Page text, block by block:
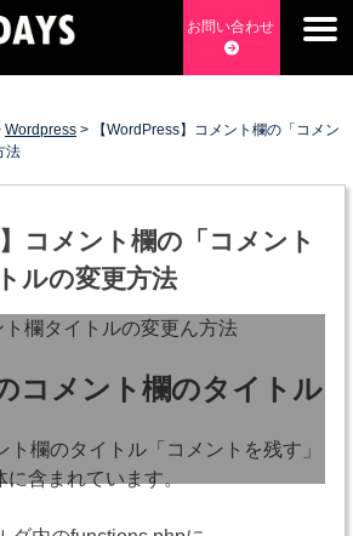
げ・Webマーケティング・SEO・ホー
・アプリ開発・コーチング チョッピ
お問い合わせ
Wordpress >
【WordPress】コメント欄の「コメン
法
コメント欄の「コメント
ルの変更方法
コメント欄のタイトル
ト欄のタイトル「コメントを残す」
含まれています。